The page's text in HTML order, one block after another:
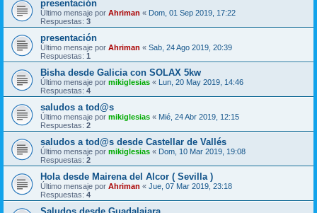
presentación
Último mensaje por Ahriman « Dom, 01 Sep 2019, 17:22
Respuestas: 3
presentación
Último mensaje por Ahriman « Sab, 24 Ago 2019, 20:39
Respuestas: 1
Bisha desde Galicia con SOLAX 5kw
Último mensaje por mikiglesias « Lun, 20 May 2019, 14:46
Respuestas: 4
saludos a tod@s
Último mensaje por mikiglesias « Mié, 24 Abr 2019, 12:15
Respuestas: 2
saludos a tod@s desde Castellar de Vallés
Último mensaje por mikiglesias « Dom, 10 Mar 2019, 19:08
Respuestas: 2
Hola desde Mairena del Alcor ( Sevilla )
Último mensaje por Ahriman « Jue, 07 Mar 2019, 23:18
Respuestas: 4